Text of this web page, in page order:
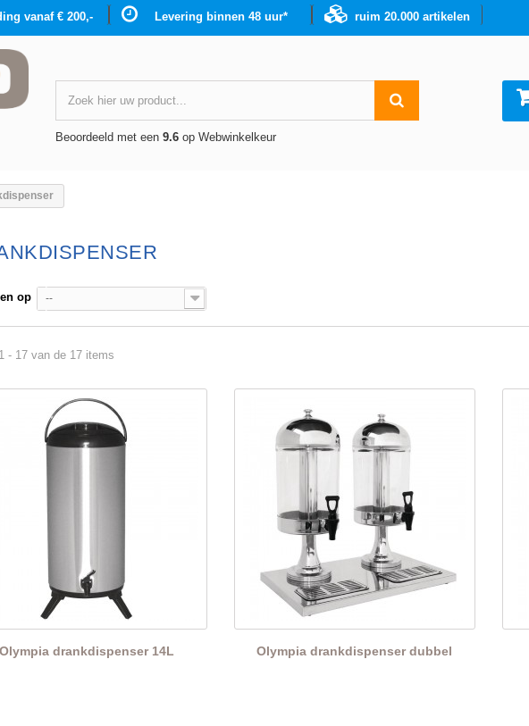
ruim 20.000 artikelen
Levering binnen 48 uur*
vanaf € 200,-
Beoordeeld met een 9.6op Webwinkelkeur
op --
- 17 van de 17 items
Olympia drankdispenser 14L Olympia drankdispenser dubbel